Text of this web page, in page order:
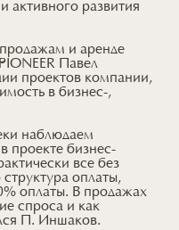
активного развития
и аренде
Павел
проектов компании,
в бизнес-,
наблюдаем
проекте бизнес-
все без
оплаты,
оплаты. В продажах
спроса и как
П. Иншаков.